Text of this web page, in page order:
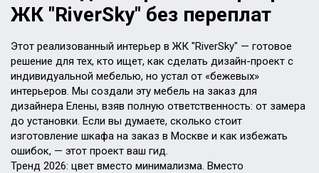
ЖК "RiverSky" без переплат
Этот реализованный интерьер в ЖК "RiverSky" — готовое
решение для тех, кто ищет, как сделать дизайн-проект с
индивидуальной мебелью, но устал от «бежевых»
интерьеров. Мы создали эту мебель на заказ для
дизайнера Елены, взяв полную ответственность: от замера
до установки. Если вы думаете, сколько стоит
изготовление шкафа на заказ в Москве и как избежать
ошибок, — этот проект ваш гид.
Тренд 2026: цвет вместо минимализма. Вместо